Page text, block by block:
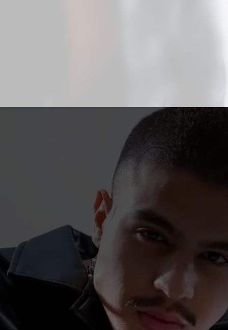
Com uma trajetória construída a partir
de evolução constante,
experimentação e fortalecimento de
identidade artística, JOTTA R chega à
Expo Itaguaí como um dos
representantes de uma geração que
vem ampliando os caminhos da
música urbana brasileira sem abrir
mão das raízes que ajudaram a
construir sua história.